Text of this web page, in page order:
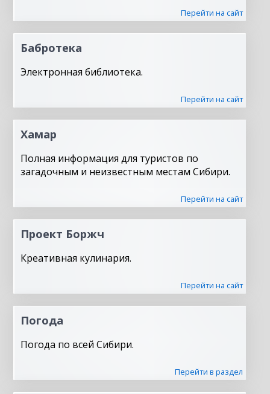
Перейти на сайт
Бабротека
Электронная библиотека.
Перейти на сайт
Хамар
Полная информация для туристов по
загадочным и неизвестным местам Сибири.
Перейти на сайт
Проект Боржч
Креативная кулинария.
Перейти на сайт
Погода
Погода по всей Сибири.
Перейти в раздел